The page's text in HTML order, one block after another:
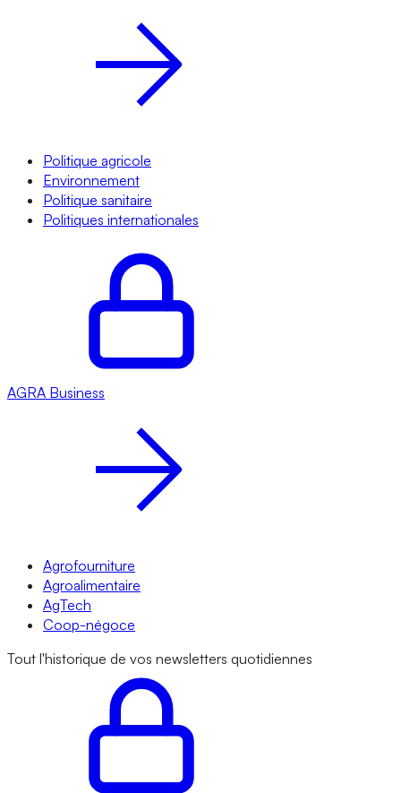
Politique agricole
Environnement
Politique sanitaire
Politiques internationales
AGRA Business
Agrofourniture
Agroalimentaire
AgTech
Coop-négoce
Tout l'historique de vos newsletters quotidiennes